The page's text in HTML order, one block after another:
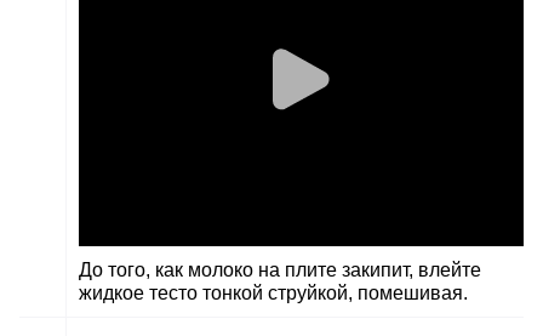
До того, как молоко на плите закипит, влейте
жидкое тесто тонкой струйкой, помешивая.